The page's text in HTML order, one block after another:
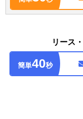
リース
簡単40秒